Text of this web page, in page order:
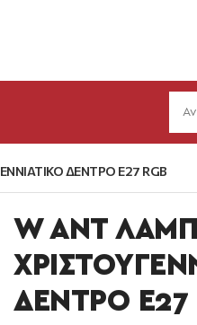
ΔΕΝΤΡΟ E27 RGB
W ANT
ΔΕΝΤΡΟ E27